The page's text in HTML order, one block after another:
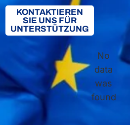
KONTAKTIEREN
SIE UNS FÜR
UNTERSTÜTZUNG
No
data
was
found